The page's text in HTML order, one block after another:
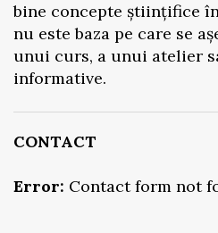
bine concepte științifice
nu este baza pe care se
unui curs, a unui atelier
informative.
CONTACT
Error: Contact form not